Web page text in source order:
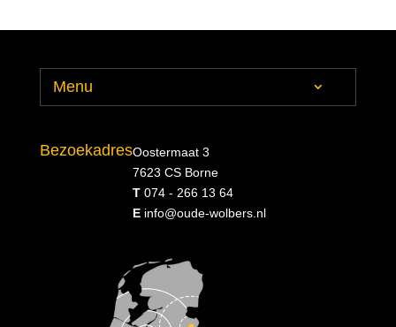
Menu
BezoekadresOostermaat 3
7623 CS Borne
T074 - 266 13 64
E info@oude-wolbers.nl